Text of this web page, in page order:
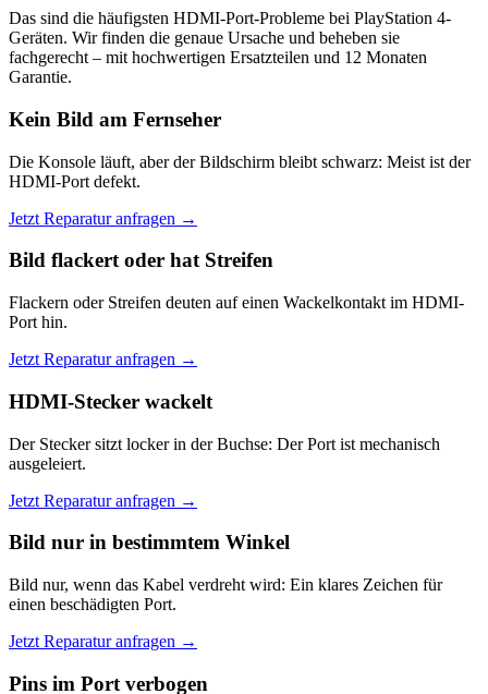
Das sind die häufigsten HDMI-Port-Probleme bei PlayStation 4-
Geräten. Wir finden die genaue Ursache und beheben sie
fachgerecht – mit hochwertigen Ersatzteilen und 12 Monaten
Garantie.
Kein Bild am Fernseher
Die Konsole läuft, aber der Bildschirm bleibt schwarz: Meist ist der
HDMI-Port defekt.
Jetzt Reparatur anfragen →
Bild flackert oder hat Streifen
Flackern oder Streifen deuten auf einen Wackelkontakt im HDMI-
Port hin.
Jetzt Reparatur anfragen →
HDMI-Stecker wackelt
Der Stecker sitzt locker in der Buchse: Der Port ist mechanisch
ausgeleiert.
Jetzt Reparatur anfragen →
Bild nur in bestimmtem Winkel
Bild nur, wenn das Kabel verdreht wird: Ein klares Zeichen für
einen beschädigten Port.
Jetzt Reparatur anfragen →
Pins im Port verbogen